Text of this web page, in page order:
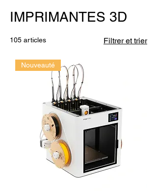
IMPRIMANTES 3D
105 articles Filtrer et trier
Nouveauté